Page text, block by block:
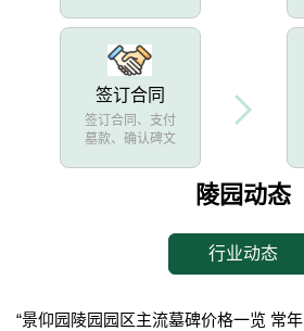
签订合同
签订合同、支付
墓款、确认碑文
陵园动态
行业动态